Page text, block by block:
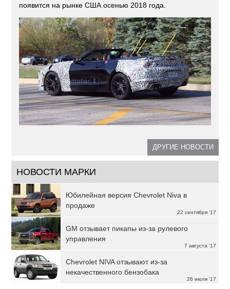
появится на рынке США осенью 2018 года.
ДРУГИЕ НОВОСТИ
НОВОСТИ МАРКИ
22 сентября '17
Юбилейная версия Chevrolet Niva в
продаже
7 августа '17
GM отзывает пикапы из-за рулевого
управления
26 июля '17
Chevrolet NIVA отзывают из-за
некачественного бензобака